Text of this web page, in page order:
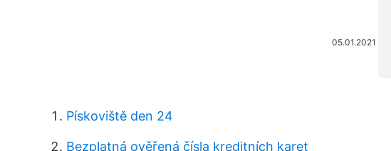
05.01.2021
Pískoviště den 24
Bezplatná ověřená čísla kreditních karet